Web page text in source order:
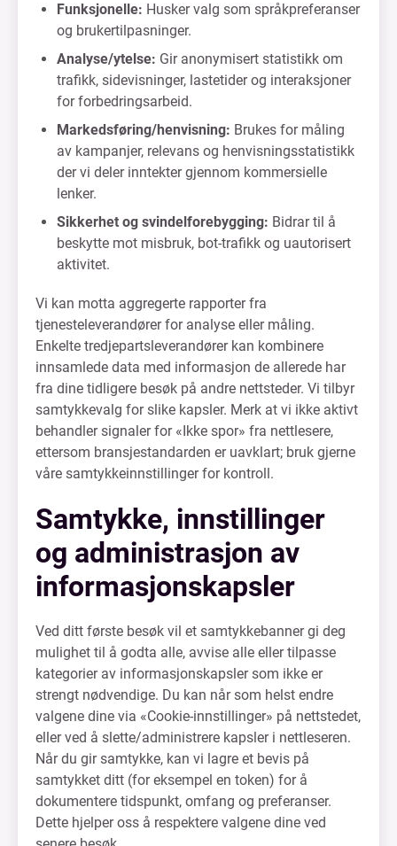
Funksjonelle: Husker valg som språkpreferanser
og brukertilpasninger.
Analyse/ytelse: Gir anonymisert statistikk om
trafikk, sidevisninger, lastetider og interaksjoner
for forbedringsarbeid.
Markedsføring/henvisning: Brukes for måling
av kampanjer, relevans og henvisningsstatistikk
der vi deler inntekter gjennom kommersielle
lenker.
Sikkerhet og svindelforebygging: Bidrar til å
beskytte mot misbruk, bot-trafikk og uautorisert
aktivitet.
Vi kan motta aggregerte rapporter fra
tjenesteleverandører for analyse eller måling.
Enkelte tredjepartsleverandører kan kombinere
innsamlede data med informasjon de allerede har
fra dine tidligere besøk på andre nettsteder. Vi tilbyr
samtykkevalg for slike kapsler. Merk at vi ikke aktivt
behandler signaler for «Ikke spor» fra nettlesere,
ettersom bransjestandarden er uavklart; bruk gjerne
våre samtykkeinnstillinger for kontroll.
Samtykke, innstillinger
og administrasjon av
informasjonskapsler
Ved ditt første besøk vil et samtykkebanner gi deg
mulighet til å godta alle, avvise alle eller tilpasse
kategorier av informasjonskapsler som ikke er
strengt nødvendige. Du kan når som helst endre
valgene dine via «Cookie-innstillinger» på nettstedet,
eller ved å slette/administrere kapsler i nettleseren.
Når du gir samtykke, kan vi lagre et bevis på
samtykket ditt (for eksempel en token) for å
dokumentere tidspunkt, omfang og preferanser.
Dette hjelper oss å respektere valgene dine ved